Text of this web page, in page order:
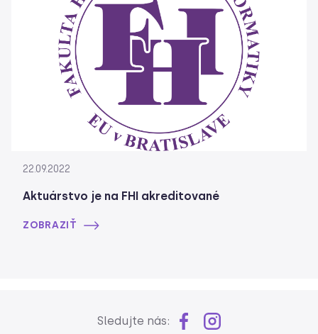
22.09.2022
Aktuárstvo je na FHI akreditované
ZOBRAZIŤ
Sledujte nás: